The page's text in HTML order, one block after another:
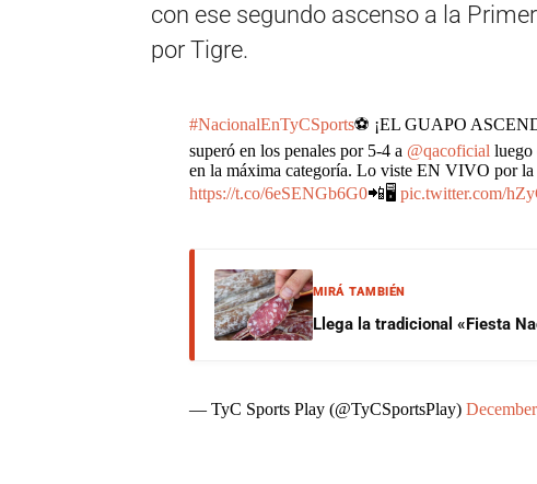
con ese segundo ascenso a la
por Tigre.
#NacionalEnTyCSports⚽ ¡EL GUAPO
superó en los penales por 5-4 a @qacoficial luego
en la máxima categoría. Lo viste EN VIVO por la
https://t.co/6eSENGb6G0📲🖥️ pic.twitter.com/
MIRÁ TAMBIÉN
Llega la tradicional «Fiesta
— TyC Sports Play (@TyCSportsPlay)